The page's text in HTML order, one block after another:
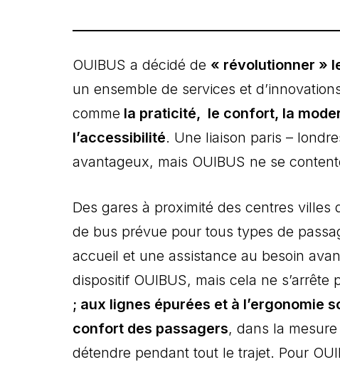
OUIBUS a décidé de « révolutionner »
un ensemble de services et
comme la praticité, le confort, la
l’accessibilité. Une liaison paris –
avantageux, mais OUIBUS ne se
Des gares à proximité des centres
de bus prévue pour tous types de
accueil et une assistance au besoin
dispositif OUIBUS, mais cela ne
; aux lignes épurées et à l’ergonomie
confort des passagers, dans la
détendre pendant tout le trajet. Pour